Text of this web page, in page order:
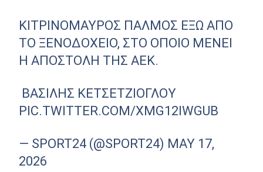
ΚΙΤΡΙΝΌΜΑΥΡΟΣ ΠΑΛΜΌΣ ΈΞΩ ΑΠΌ
ΤΟ ΞΕΝΟΔΟΧΕΊΟ, ΣΤΟ ΟΠΟΊΟ ΜΈΝΕΙ
Η ΑΠΟΣΤΟΛΉ ΤΗΣ ΑΕΚ.
ΒΑΣΊΛΗΣ ΚΕΤΣΕΤΖΊΟΓΛΟΥ
PIC.TWITTER.COM/XMG12IWGUB
— SPORT24 (@SPORT24) MAY 17,
2026